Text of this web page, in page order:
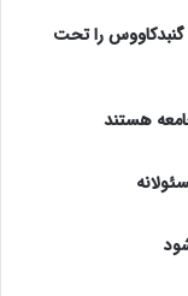
را تحت
هستند